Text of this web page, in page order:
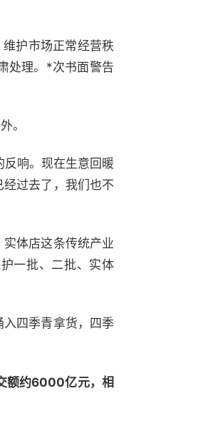
护市场正常经营秩
处理。*次书面警告
。
反响。现在生意回暖
过去了，我们也不
体店这条传统产业
一批、二批、实体
四季青拿货，四季
额约6000亿元，相